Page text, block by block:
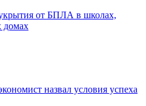
от БПЛА в школах,
домах
назвал условия успеха